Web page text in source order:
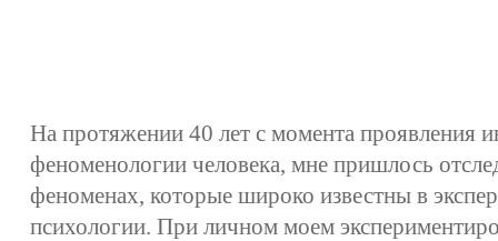
На протяжении 40 лет с момента проявления
феноменологии человека, мне пришлось
феноменах, которые широко известны в
психологии. При личном моем